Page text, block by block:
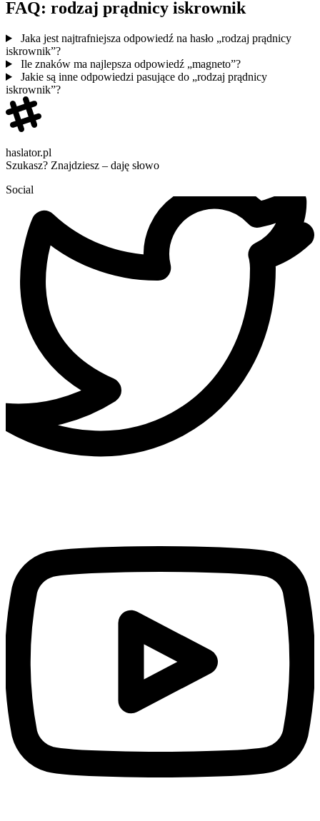
FAQ: rodzaj prądnicy iskrownik
Jaka jest najtrafniejsza odpowiedź na hasło „rodzaj prądnicy
iskrownik”?
Ile znaków ma najlepsza odpowiedź „magneto”?
Jakie są inne odpowiedzi pasujące do „rodzaj prądnicy
iskrownik”?
haslator.pl
Szukasz? Znajdziesz – daję słowo
Social